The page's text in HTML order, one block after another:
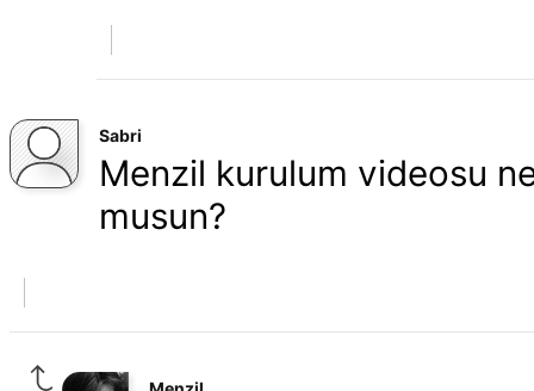
Sabri
Menzil kurulum videosu
musun?